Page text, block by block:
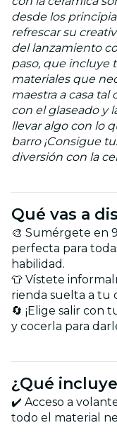
desde los
refrescar su
del lanzamiento
paso, que incluye
materiales que
maestra a casa
con el glaseado y
llevar algo con lo
barro ¡Consigue
diversión con la
Qué vas a
🎨 Sumérgete en
perfecta para
habilidad.
👕 Vístete
rienda suelta a tu
🔄 ¡Elige salir con
y cocerla para
¿Qué
✔️ Acceso a
todo el material